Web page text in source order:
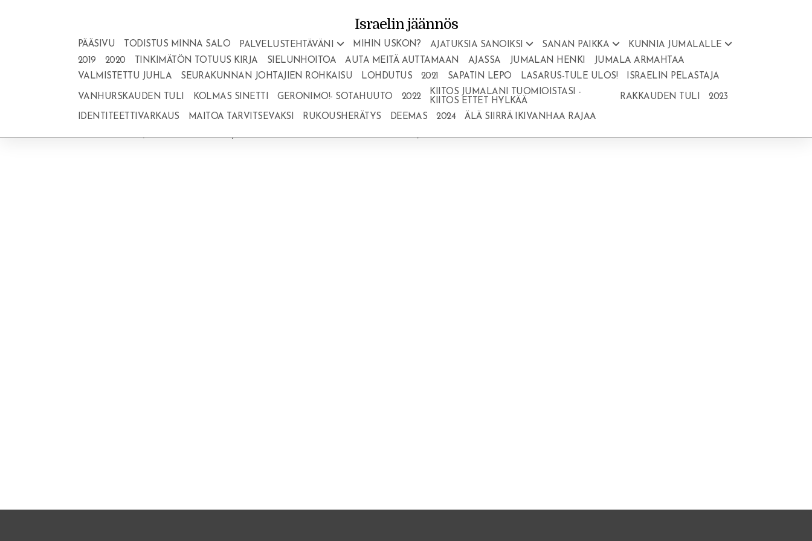
Israelin jäännös
PÄÄSIVU TODISTUS MINNA SALO PALVELUSTEHTÄVÄNI MIHIN USKON? AJATUKSIA SANOIKSI SANAN PAIKKA
KUNNIA JUMALALLE
2019
2020 TINKIMÄTÖN TOTUUS KIRJA SIELUNHOITOA AUTA MEITÄ AUTTAMAAN AJASSA JUMALAN HENKI
JUMALA ARMAHTAA
VALMISTETTU JUHLA
SEURAKUNNAN JOHTAJIEN ROHKAISU LOHDUTUS 2021 SAPATIN LEPO LASARUS-TULE ULOS! ISRAELIN PELASTAJA
VANHURSKAUDEN TULI KOLMAS SINETTI GERONIMO!- SOTAHUUTO 2022
KIITOS JUMALANI TUOMIOISTASI -
KIITOS ETTET HYLKÄÄ
RAKKAUDEN TULI 2023
IDENTITEETTIVARKAUS MAITOA TARVITSEVAKSI RUKOUSHERÄTYS DEEMAS 2024 ÄLÄ SIIRRÄ IKIVANHAA RAJAA